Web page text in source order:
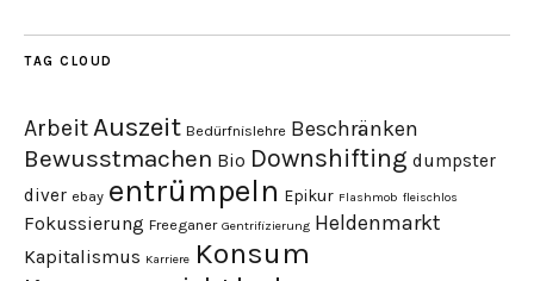
TAG CLOUD
ArbeitAuszeit Bedürfnislehre Beschränken
Bewusstmachen Bio Downshifting dumpster
diver ebay entrümpeln Epikur Flashmob fleischlos
Fokussierung Freeganer Gentrifizierung Heldenmarkt
Kapitalismus Karriere Konsum